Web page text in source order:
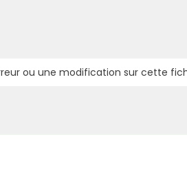
ou une modification sur cette